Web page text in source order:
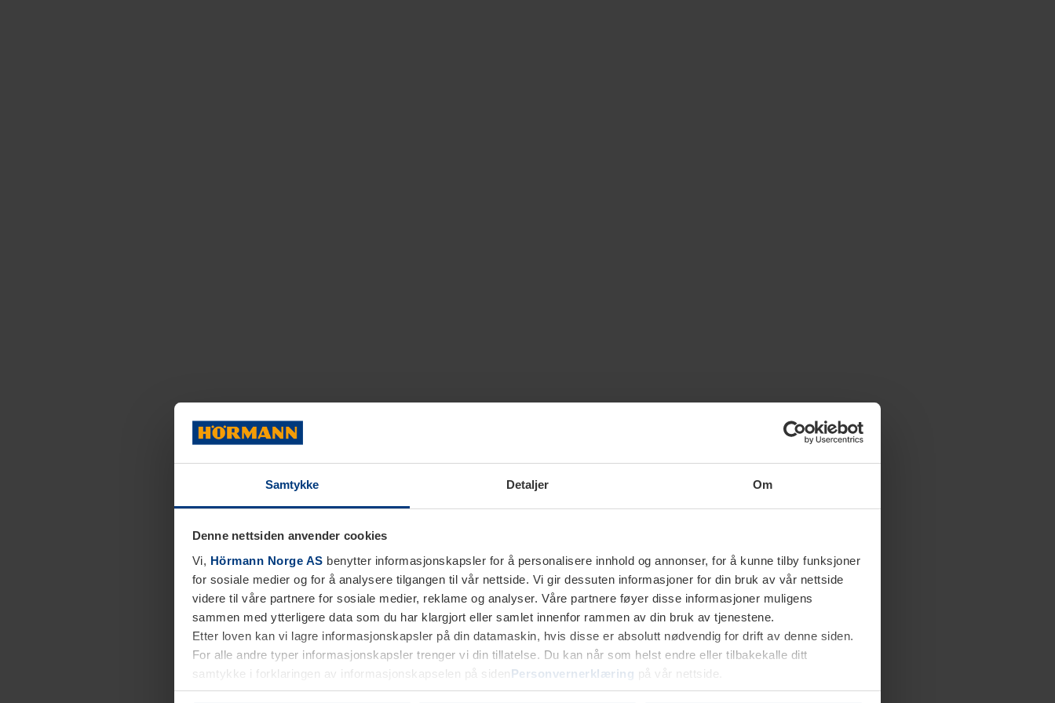
Samtykke Detaljer Om
Denne nettsiden anvender cookies
Vi, Hörmann Norge AS benytter informasjonskapsler for å personalisere innhold og annonser, for å kunne tilby funksjoner
for sosiale medier og for å analysere tilgangen til vår nettside. Vi gir dessuten informasjoner for din bruk av vår nettside
videre til våre partnere for sosiale medier, reklame og analyser. Våre partnere føyer disse informasjoner muligens
sammen med ytterligere data som du har klargjort eller samlet innenfor rammen av din bruk av tjenestene.
Etter loven kan vi lagre informasjonskapsler på din datamaskin, hvis disse er absolutt nødvendig for drift av denne siden.
For alle andre typer informasjonskapsler trenger vi din tillatelse. Du kan når som helst endre eller tilbakekalle ditt
samtykke i forklaringen av informasjonskapselen på sidenPersonvernerklæring på vår nettside.